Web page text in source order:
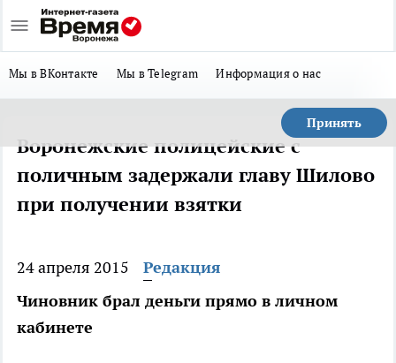
Мы в ВКонтакте Мы в Telegram Информация о нас
Принять
Воронежские полицейские с
поличным задержали главу Шилово
при получении взятки
24 апреля 2015
Редакция
Чиновник брал деньги прямо в личном
кабинете